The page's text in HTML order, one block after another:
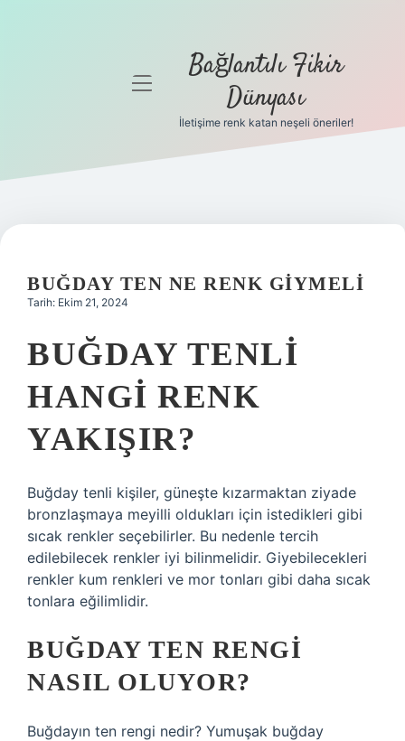
Gizlilik
Hakkımızda
menüyü
Bağlantılı Fikir
Dünyası
İletişime renk katan neşeli öneriler!
BUĞDAY TEN NE RENK GIYMELI
Tarih: Ekim 21, 2024
BUĞDAY TENLI
HANGI RENK
YAKIŞIR?
Buğday tenli kişiler, güneşte kızarmaktan ziyade
bronzlaşmaya meyilli oldukları için istedikleri gibi
sıcak renkler seçebilirler. Bu nedenle tercih
edilebilecek renkler iyi bilinmelidir. Giyebilecekleri
renkler kum renkleri ve mor tonları gibi daha sıcak
tonlara eğilimlidir.
BUĞDAY TEN RENGI
NASIL OLUYOR?
Buğdayın ten rengi nedir? Yumuşak buğday